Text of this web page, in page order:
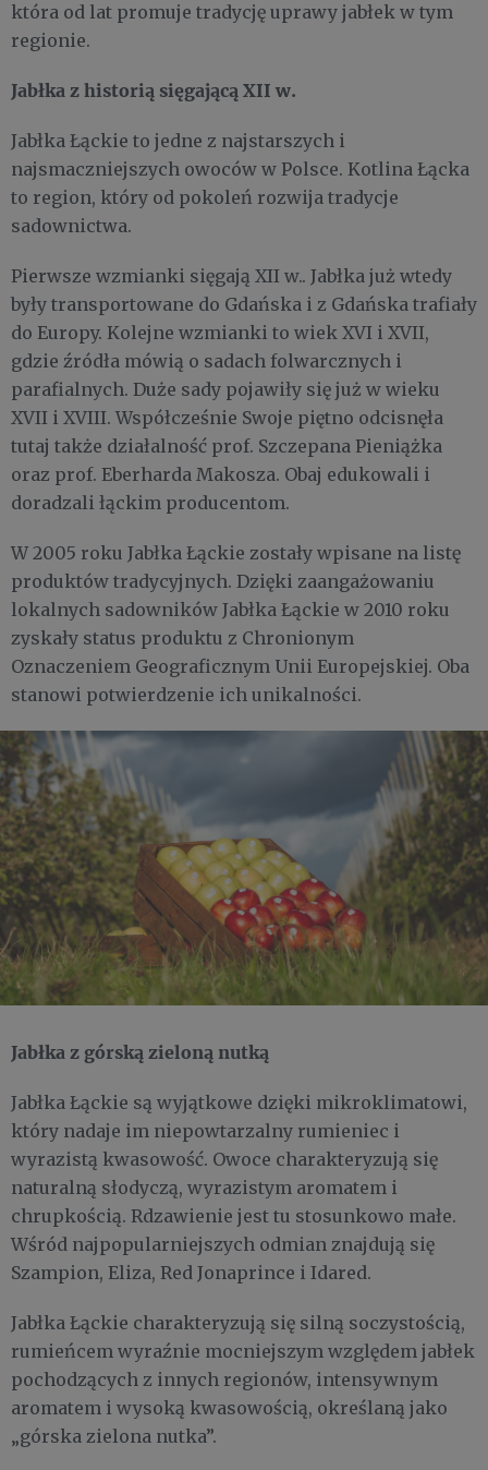
która od lat promuje tradycję uprawy jabłek w tym
regionie.
Jabłka z historią sięgającą XII w.
Jabłka Łąckie to jedne z najstarszych i
najsmaczniejszych owoców w Polsce. Kotlina Łącka
to region, który od pokoleń rozwija tradycje
sadownictwa.
Pierwsze wzmianki sięgają XII w.. Jabłka już wtedy
były transportowane do Gdańska i z Gdańska trafiały
do Europy. Kolejne wzmianki to wiek XVI i XVII,
gdzie źródła mówią o sadach folwarcznych i
parafialnych. Duże sady pojawiły się już w wieku
XVII i XVIII. Współcześnie Swoje piętno odcisnęła
tutaj także działalność prof. Szczepana Pieniążka
oraz prof. Eberharda Makosza. Obaj edukowali i
doradzali łąckim producentom.
W 2005 roku Jabłka Łąckie zostały wpisane na listę
produktów tradycyjnych. Dzięki zaangażowaniu
lokalnych sadowników Jabłka Łąckie w 2010 roku
zyskały status produktu z Chronionym
Oznaczeniem Geograficznym Unii Europejskiej. Oba
stanowi potwierdzenie ich unikalności.
Jabłka z górską zieloną nutką
Jabłka Łąckie są wyjątkowe dzięki mikroklimatowi,
który nadaje im niepowtarzalny rumieniec i
wyrazistą kwasowość. Owoce charakteryzują się
naturalną słodyczą, wyrazistym aromatem i
chrupkością. Rdzawienie jest tu stosunkowo małe.
Wśród najpopularniejszych odmian znajdują się
Szampion, Eliza, Red Jonaprince i Idared.
Jabłka Łąckie charakteryzują się silną soczystością,
rumieńcem wyraźnie mocniejszym względem jabłek
pochodzących z innych regionów, intensywnym
aromatem i wysoką kwasowością, określaną jako
„górska zielona nutka”.